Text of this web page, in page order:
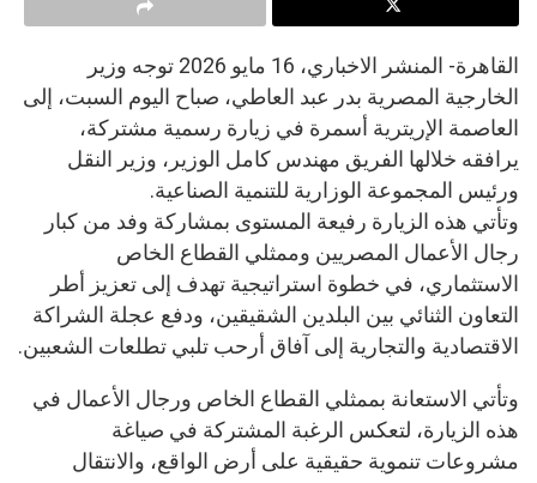
القاهرة- المنشر الاخباري، 16 مايو 2026 توجه وزير
الخارجية المصرية بدر عبد العاطي، صباح اليوم السبت، إلى
العاصمة الإريترية أسمرة في زيارة رسمية مشتركة،
يرافقه خلالها الفريق مهندس كامل الوزير، وزير النقل
ورئيس المجموعة الوزارية للتنمية الصناعية.
وتأتي هذه الزيارة رفيعة المستوى بمشاركة وفد من كبار
رجال الأعمال المصريين وممثلي القطاع الخاص
الاستثماري، في خطوة استراتيجية تهدف إلى تعزيز أطر
التعاون الثنائي بين البلدين الشقيقين، ودفع عجلة الشراكة
الاقتصادية والتجارية إلى آفاق أرحب تلبي تطلعات الشعبين.
وتأتي الاستعانة بممثلي القطاع الخاص ورجال الأعمال في
هذه الزيارة، لتعكس الرغبة المشتركة في صياغة
مشروعات تنموية حقيقية على أرض الواقع، والانتقال